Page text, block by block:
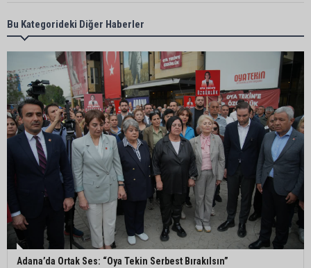
Adana’da taziye evinde silahlı kavga kamerada:
Çok sayıda polis ekibi olay yerine sevk edildi
Adana’da parktaki OED cihazını çalan şüpheli
tutuklandı
Seyhan’da fırın ve pastanelere hijyen denetimi
gerçekleştirildi
Eski polis memuru Ergün Karakaya’nın
öldürüldüğü silahlı kavganın görüntüleri ortaya
çıktı
Bu Kategorideki Diğer Haberler
Adana’da Ortak Ses: “Oya Tekin Serbest Bırakılsın”